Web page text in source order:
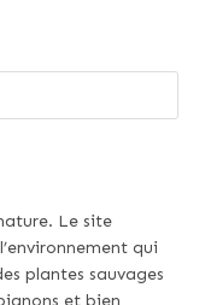
Le site
qui
plantes sauvages